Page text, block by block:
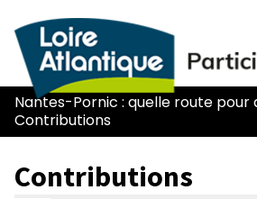
Nantes-Pornic : quelle route pour
Contributions
Contributions